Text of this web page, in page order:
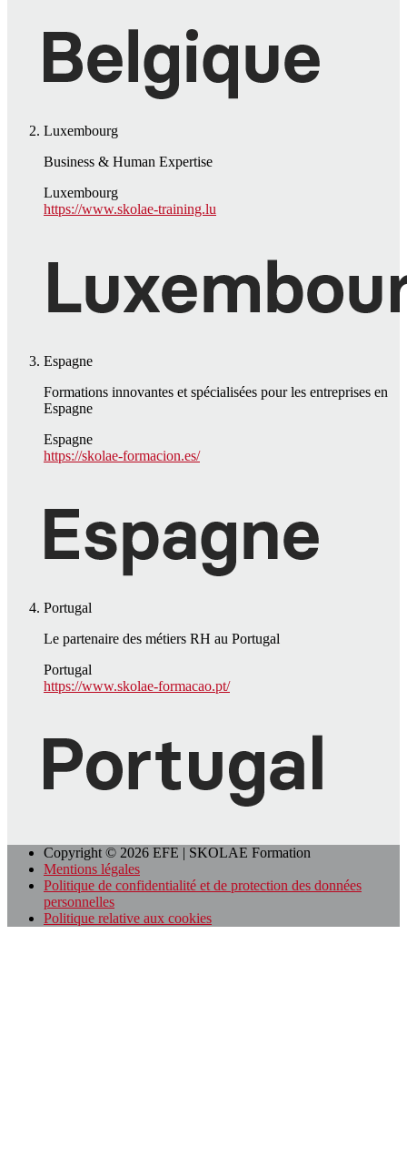
Luxembourg
Business & Human Expertise
Luxembourg
https://www.skolae-training.lu
Espagne
Formations innovantes et spécialisées pour les entreprises en
Espagne
Espagne
https://skolae-formacion.es/
Portugal
Le partenaire des métiers RH au Portugal
Portugal
https://www.skolae-formacao.pt/
Copyright © 2026 EFE | SKOLAE Formation
Mentions légales
Politique de confidentialité et de protection des données
personnelles
Politique relative aux cookies